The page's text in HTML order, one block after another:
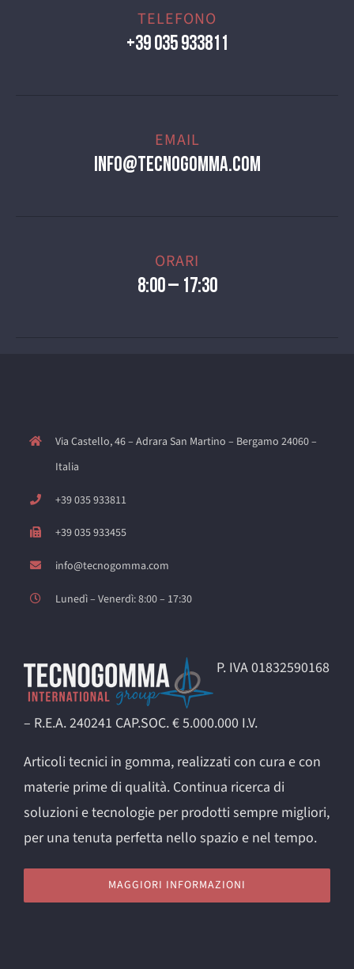
TELEFONO
+39 035 933811
EMAIL
info@tecnogomma.com
ORARI
8:00 – 17:30
Via Castello, 46 – Adrara San Martino – Bergamo 24060 –
Italia
+39 035 933811
+39 035 933455
info@tecnogomma.com
Lunedì – Venerdì: 8:00 – 17:30
P. IVA 01832590168
– R.E.A. 240241 CAP.SOC. € 5.000.000 I.V.
Articoli tecnici in gomma, realizzati con cura e con
materie prime di qualità. Continua ricerca di
soluzioni e tecnologie per prodotti sempre migliori,
per una tenuta perfetta nello spazio e nel tempo.
MAGGIORI INFORMAZIONI